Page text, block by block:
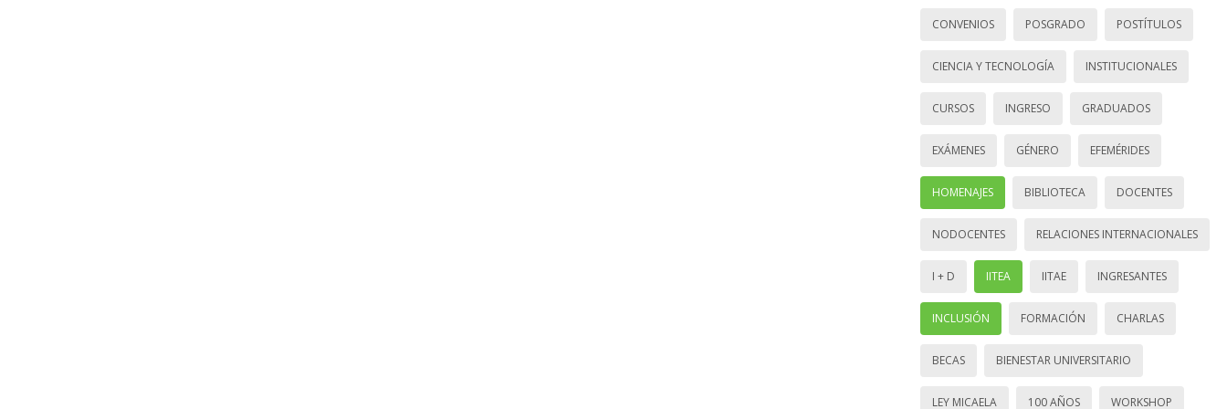
CONVENIOS POSGRADO POSTÍTULOS
CIENCIA Y TECNOLOGÍA INSTITUCIONALES
CURSOS INGRESO GRADUADOS
EXÁMENES GÉNERO EFEMÉRIDES
HOMENAJES BIBLIOTECA DOCENTES
NODOCENTES RELACIONES INTERNACIONALES
I + D IITEA IITAE INGRESANTES
INCLUSIÓN FORMACIÓN CHARLAS
BECAS BIENESTAR UNIVERSITARIO
LEY MICAELA 100 AÑOS WORKSHOP